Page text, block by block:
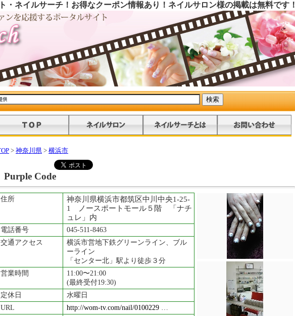
・ネイルサーチ！お得なクーポン情報あり！ネイルサロン様の掲載は無料です！
> 神奈川県 > 横浜市
Purple Code
住所
神奈川県横浜市都筑区中川中央1-25-
1 ノースポートモール５階 「ナチ
ュレ」内
電話番号
045-511-8463
交通アクセス
横浜市営地下鉄グリーンライン、ブル
ーライン
「センター北」駅より徒歩３分
営業時間
11:00〜21:00
(最終受付19:30)
定休日
水曜日
URL
http://wom-tv.com/nail/0100229 …